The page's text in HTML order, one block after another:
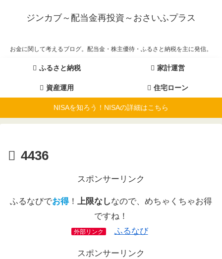
ジンカブ～配当金再投資～おさいふプラス
お金に関して考えるブログ。配当金・株主優待・ふるさと納税を主に発信。
ふるさと納税 家計運営
資産運用 住宅ローン
NISAを知ろう！NISAの詳細はこちら
4436
スポンサーリンク
ふるなびでお得！ 上限なしなので、めちゃくちゃお得
ですね！
外部リンク ふるなび
スポンサーリンク